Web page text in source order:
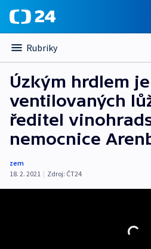
Rubriky
Úzkým hrdlem
ventilovaných
ředitel
nemocnice
zem
18. 2. 2021 | Zdroj: ČT24